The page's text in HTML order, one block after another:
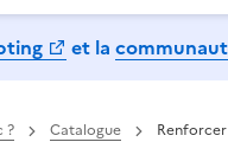
et la
? Catalogue